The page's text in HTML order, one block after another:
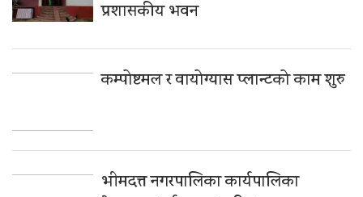
प्रशासकीय भवन
कम्पोष्टमल र वायोग्यास प्लान्टको काम शुरु
भीमदत्त नगरपालिका कार्यपालिका